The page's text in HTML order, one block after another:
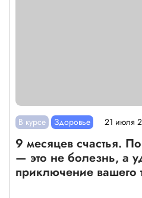
В курсе Здоровье 21 июля
9 месяцев счастья.
— это не болезнь, а
приключение вашего